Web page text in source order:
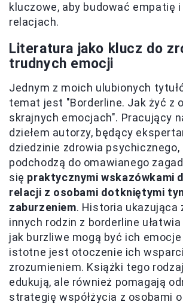
kluczowe, aby budować empatię
relacjach.
Literatura jako klucz do
trudnych emocji
Jednym z moich ulubionych
temat jest "Borderline. Jak żyć z
skrajnych emocjach". Pracujący
dziełem autorzy, będący
dziedzinie zdrowia
podchodzą do omawianego
się praktycznymi wskazówkami
relacji z osobami dotkniętymi
zaburzeniem. Historia ukazująca
innych rodzin z borderline
jak burzliwe mogą być ich
istotne jest otoczenie ich
zrozumieniem. Książki tego
edukują, ale również pomagają
strategię współżycia z osobami